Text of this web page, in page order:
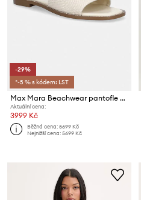
-29%
*-5 % s kódem: LST
Max Mara Beachwear pantofle na plochém podpatku dámské Bchcaucaso
Aktuální cena:
3999 Kč
Běžná cena:5699 Kč
Nejnižší cena:5699 Kč